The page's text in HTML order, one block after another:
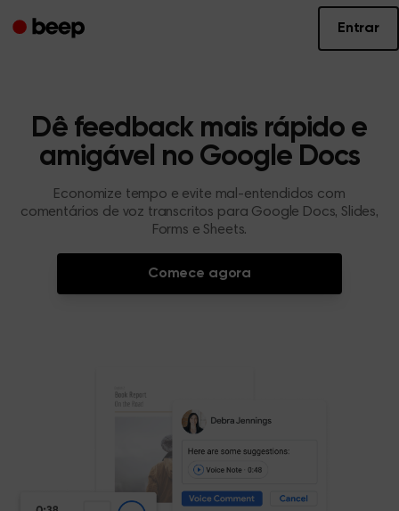
Entrar
Dê feedback mais rápido e
amigável no Google Docs
Economize tempo e evite mal-entendidos com
comentários de voz transcritos para Google Docs, Slides,
Forms e Sheets.
Comece agora